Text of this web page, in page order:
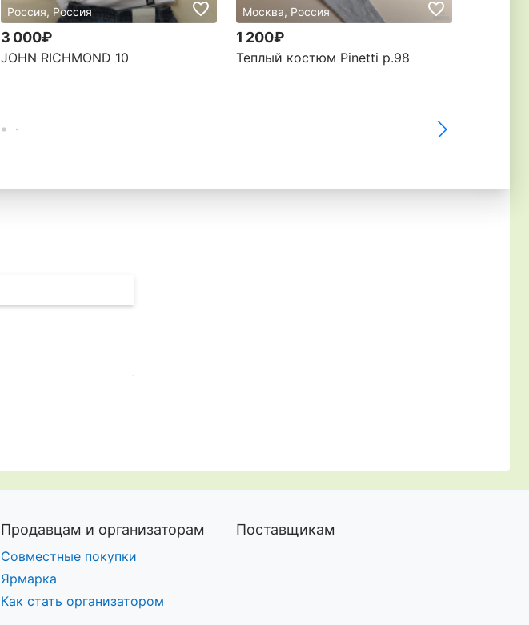
Россия, Россия
3 000₽
JOHN RICHMOND 10
Москва, Россия
1 200₽
Теплый костюм Рinetti р.98
Продавцам и организаторам
Совместные покупки
Ярмарка
Как стать организатором
Поставщикам